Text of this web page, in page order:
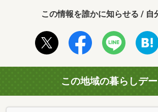
この情報を誰かに知らせる / 自
この地域の暮らしデ